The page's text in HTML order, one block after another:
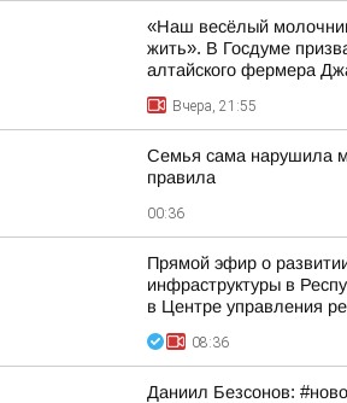
«Наш весёлый
жить». В Госдуме
алтайского фермера
Вчера, 21:55
Семья сама нарушила
правила
00:36
Прямой эфир о
инфраструктуры в
в Центре управления
08:36
Даниил Безсонов: